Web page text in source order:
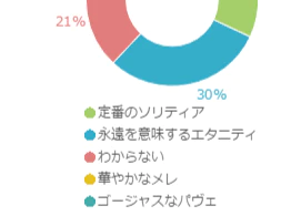
言葉
エピソード Follow us